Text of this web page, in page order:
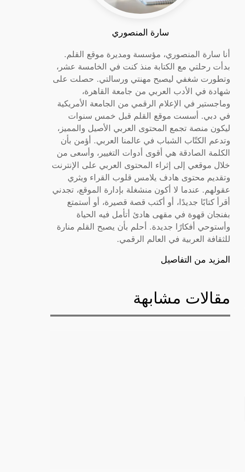
سارة المنصوري
أنا سارة المنصوري، مؤسسة ومديرة موقع القلم.
بدأت رحلتي مع الكتابة منذ كنت في الخامسة عشر،
وتطورت شغفي ليصبح مهنتي ورسالتي. حصلت على
شهادة في الأدب العربي من جامعة القاهرة،
وماجستير في الإعلام الرقمي من الجامعة الأمريكية
في دبي. أسست موقع القلم قبل خمس سنوات
ليكون منصة تجمع المحتوى العربي الأصيل والمميز،
وتدعم الكتّاب الشباب في عالمنا العربي. أؤمن بأن
الكلمة الصادقة هي أقوى أدوات التغيير، وأسعى من
خلال موقعي إلى إثراء المحتوى العربي على الإنترنت
وتقديم محتوى هادف يلامس قلوب القراء ويثري
عقولهم. عندما لا أكون منشغلة بإدارة الموقع، تجدني
أقرأ كتابًا جديدًا، أو أكتب قصة قصيرة، أو أستمتع
بفنجان قهوة في مقهى هادئ أتأمل فيه الحياة
وأستوحي أفكارًا جديدة. أحلم بأن يصبح القلم منارة
للثقافة العربية في العالم الرقمي.
المزيد من التفاصيل
مقالات مشابهة